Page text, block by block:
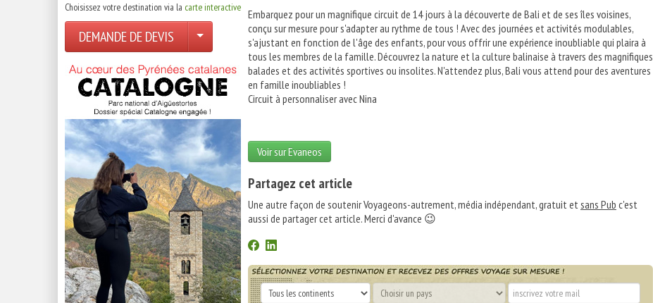
Choisissez votre destination via la carte interactive
DEMANDE DE DEVIS
Embarquez pour un magnifique circuit de 14 jours à la découverte de Bali et de ses îles voisines,
conçu sur mesure pour s'adapter au rythme de tous ! Avec des journées et activités modulables,
s'ajustant en fonction de l'âge des enfants, pour vous offrir une expérience inoubliable qui plaira à
tous les membres de la famille. Découvrez la nature et la culture balinaise à travers des magnifiques
balades et des activités sportives ou insolites. N'attendez plus, Bali vous attend pour des aventures
en famille inoubliables !
Circuit à personnaliser avec Nina
Voir sur Evaneos
Partagez cet article
Une autre façon de soutenir Voyageons-autrement, média indépendant, gratuit etsans Pub c'est
aussi de partager cet article. Merci d'avance 😉